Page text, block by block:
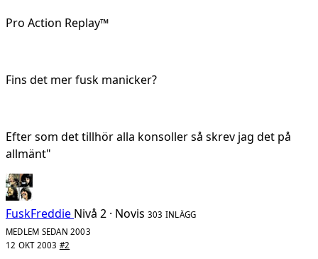
Pro Action Replay™
Fins det mer fusk manicker?
Efter som det tillhör alla konsoller så skrev jag det på
allmänt"
FuskFreddie Nivå 2 · Novis 303 INLÄGG
MEDLEM SEDAN 2003
12 OKT 2003 #2